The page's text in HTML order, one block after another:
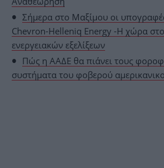
Σήμερα στο Μαξίμου οι
Chevron-Helleniq Energy -Η χώρα
ενεργειακών εξελίξεων
Πώς η ΑΑΔΕ θα πιάνει τους
συστήματα του φοβερού